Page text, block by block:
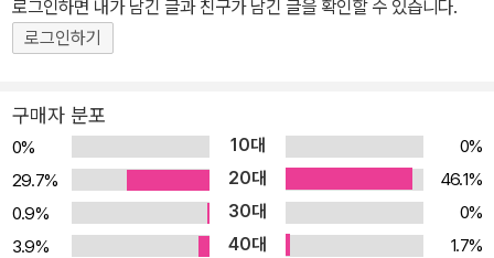
자해보기 두 트랙으로 제시하여 반복 학습할 수 있기 때문에 독학용
으로도 충분히 활용할 수 있다.
로그인하면 내가 남긴 글과 친구가 남긴 글을 확인할 수 있습니다.
로그인하기
구매자 분포
0% 10대
0%
29.7%
20대
46.1%
0.9%
30대
0%
3.9%
40대
1.7%